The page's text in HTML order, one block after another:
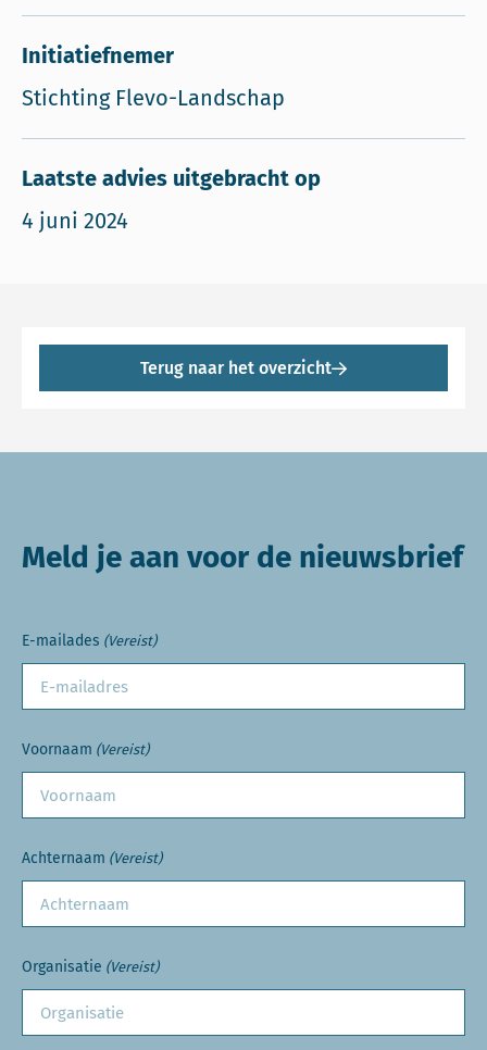
Initiatiefnemer
Stichting Flevo-Landschap
Laatste advies uitgebracht op
4 juni 2024
Terug naar het overzicht
Meld je aan voor de nieuwsbrief
E-mailades (Vereist)
Voornaam (Vereist)
Achternaam (Vereist)
Organisatie (Vereist)